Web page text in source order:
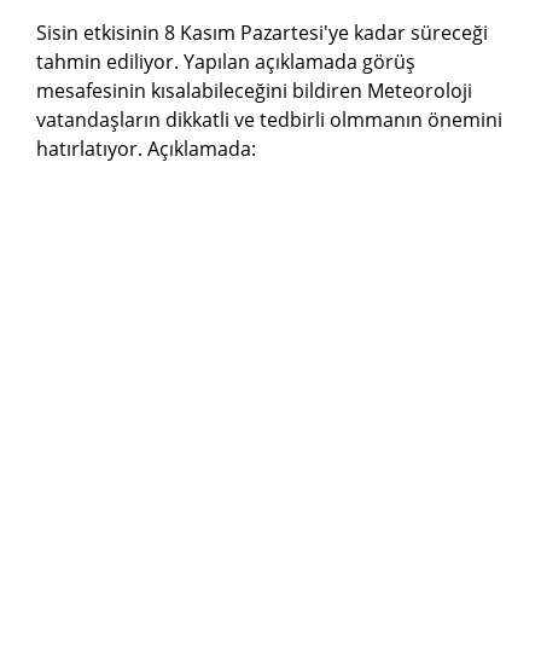
Sisin etkisinin 8 Kasım Pazartesi'ye kadar süreceği
tahmin ediliyor. Yapılan açıklamada görüş
mesafesinin kısalabileceğini bildiren Meteoroloji
vatandaşların dikkatli ve tedbirli olmmanın önemini
hatırlatıyor. Açıklamada: